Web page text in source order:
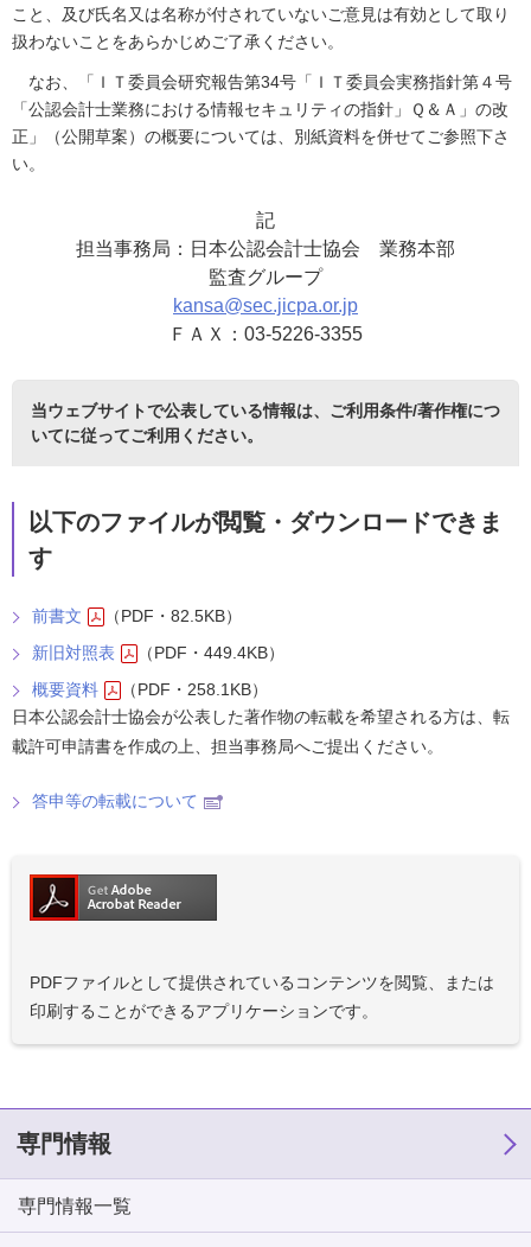
こと、及び氏名又は名称が付されていないご意見は有効として取り
扱わないことをあらかじめご了承ください。
なお、「ＩＴ委員会研究報告第34号「ＩＴ委員会実務指針第４号
「公認会計士業務における情報セキュリティの指針」Ｑ＆Ａ」の改
正」（公開草案）の概要については、別紙資料を併せてご参照下さ
い。
記
担当事務局：日本公認会計士協会 業務本部
監査グループ
kansa@sec.jicpa.or.jp
ＦＡＸ：03-5226-3355
当ウェブサイトで公表している情報は、 ご利用条件/著作権につ
いてに従ってご利用ください。
以下のファイルが閲覧・ダウンロードできま
す
前書文
（PDF・82.5KB）
新旧対照表
（PDF・449.4KB）
概要資料
（PDF・258.1KB）
日本公認会計士協会が公表した著作物の転載を希望される方は、転
載許可申請書を作成の上、担当事務局へご提出ください。
答申等の転載について
PDFファイルとして提供されているコンテンツを閲覧、または
印刷することができるアプリケーションです。
専門情報
専門情報一覧